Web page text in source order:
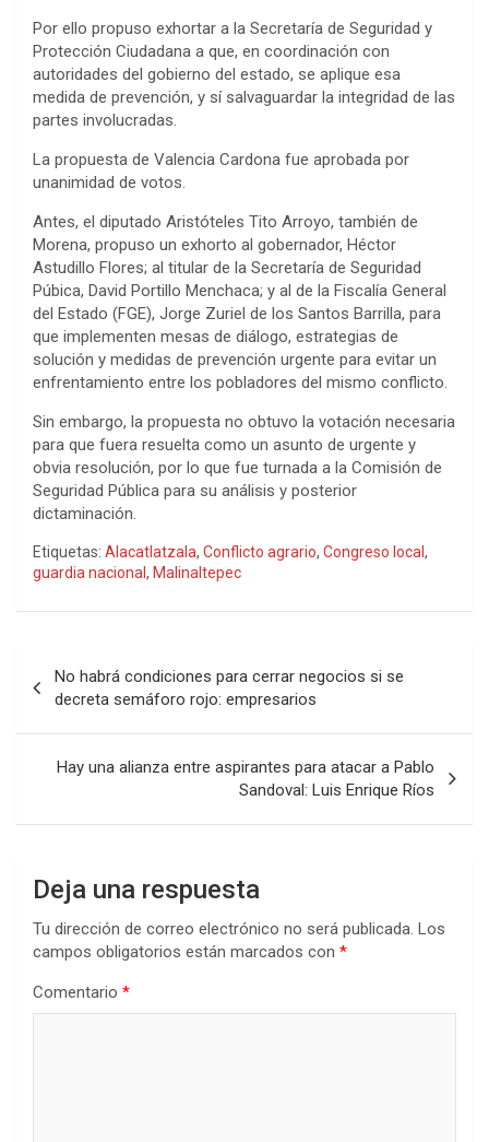
Por ello propuso exhortar a la Secretaría de Seguridad y
Protección Ciudadana a que, en coordinación con
autoridades del gobierno del estado, se aplique esa
medida de prevención, y sí salvaguardar la integridad de las
partes involucradas.
La propuesta de Valencia Cardona fue aprobada por
unanimidad de votos.
Antes, el diputado Aristóteles Tito Arroyo, también de
Morena, propuso un exhorto al gobernador, Héctor
Astudillo Flores; al titular de la Secretaría de Seguridad
Púbica, David Portillo Menchaca; y al de la Fiscalía General
del Estado (FGE), Jorge Zuriel de los Santos Barrilla, para
que implementen mesas de diálogo, estrategias de
solución y medidas de prevención urgente para evitar un
enfrentamiento entre los pobladores del mismo conflicto.
Sin embargo, la propuesta no obtuvo la votación necesaria
para que fuera resuelta como un asunto de urgente y
obvia resolución, por lo que fue turnada a la Comisión de
Seguridad Pública para su análisis y posterior
dictaminación.
Etiquetas: Alacatlatzala, Conflicto agrario, Congreso local ,
guardia nacional , Malinaltepec
de
entradas
No habrá condiciones para cerrar negocios si se
decreta semáforo rojo: empresarios
Hay una alianza entre aspirantes para atacar a Pablo
Sandoval: Luis Enrique Ríos
Deja una respuesta
Tu dirección de correo electrónico no será publicada. Los
campos obligatorios están marcados con *
Comentario *